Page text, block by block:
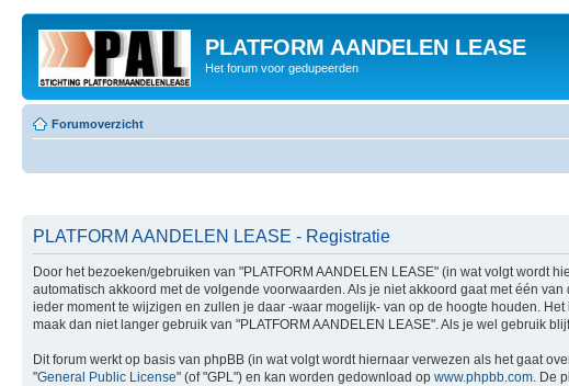
PLATFORM AANDELEN LEASE
Het forum voor gedupeerden
Forumoverzicht
PLATFORM AANDELEN LEASE - Registratie
Door het bezoeken/gebruiken van "PLATFORM AANDELEN LEASE" (in wat volgt wordt
automatisch akkoord met de volgende voorwaarden. Als je niet akkoord gaat met één
ieder moment te wijzigen en zullen je daar -waar mogelijk- van op de hoogte houden.
maak dan niet langer gebruik van "PLATFORM AANDELEN LEASE". Als je wel gebruik
Dit forum werkt op basis van phpBB (in wat volgt wordt hiernaar verwezen als het gaat
"General Public License" (of "GPL") en kan worden gedownload op www.phpbb.com. De